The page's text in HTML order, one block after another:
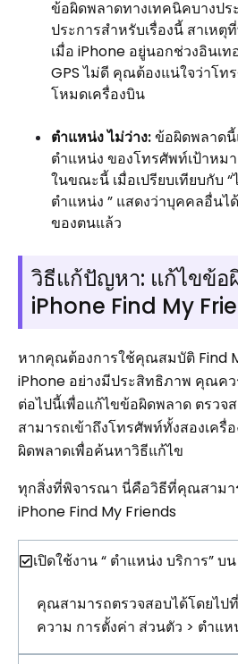
ข้อผิดพลาดทางเทคนิคบางปร
ประการสำหรับเรื่องนี้ สาเห
เมื่อ iPhone อยู่นอกช่วงอิน
GPS ไม่ดี คุณต้องแน่ใจว่าโ
โหมดเครื่องบิน
ตำแหน่ง ไม่ว่าง:ข้อผิดพลาดนี้
ตำแหน่ง ของโทรศัพท์เป้าหม
ในขณะนี้ เมื่อเปรียบเทียบกับ
ตำแหน่ง ” แสดงว่าบุคคลอื่น
ของตนแล้ว
วิธีแก้ปัญหา: แก้ไขข้อ
iPhone Find My
หากคุณต้องการใช้คุณสมบัติ Find
iPhone อย่างมีประสิทธิภาพ คุณค
ต่อไปนี้เพื่อแก้ไขข้อผิดพลาด ตรว
สามารถเข้าถึงโทรศัพท์ทั้งสองเค
ผิดพลาดเพื่อค้นหาวิธีแก้ไข
ทุกสิ่งที่พิจารณา นี่คือวิธีที่คุณสามา
iPhone Find My Friends
เปิดใช้งาน “ ตำแหน่ง บริการ”
คุณสามารถตรวจสอบได้โดยไป
ความ การตั้งค่า ส่วนตัว > ตำแ